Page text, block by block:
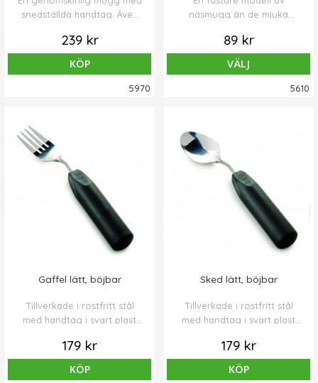
snedställda handtag. Även
underlätta drickande. Lock
ingår. Muggen väger 112 gr
och är 95 cm hög. Klarar
239 kr
KÖP
5970
näsmugg än de mjuka
liten kant upptill för att
underlätta drickandet.
Muggen rymmer ca 237 ml.
89 kr
VÄLJ
5610
Gaffel lätt, böjbar
Tillverkade i rostfritt stål
med handtag i svart plast
sida som förhindrar att
besticken roterar i handen.
179 kr
KÖP
Sked lätt, böjbar
Tillverkade i rostfritt stål
med handtag i svart plast
sida som förhindrar att
besticken roterar i handen.
179 kr
KÖP